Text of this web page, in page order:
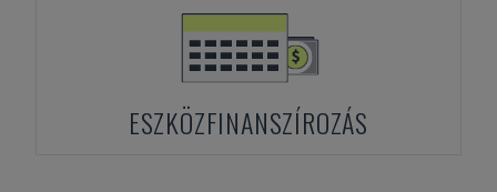
ESZKÖZFINANSZÍROZÁS